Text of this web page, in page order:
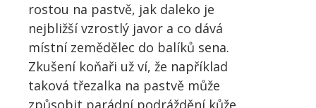
rostou na pastvě, jak daleko je
nejbližší vzrostlý javor a co dává
místní zemědělec do balíků sena.
Zkušení koňaři už ví, že například
taková třezalka na pastvě může